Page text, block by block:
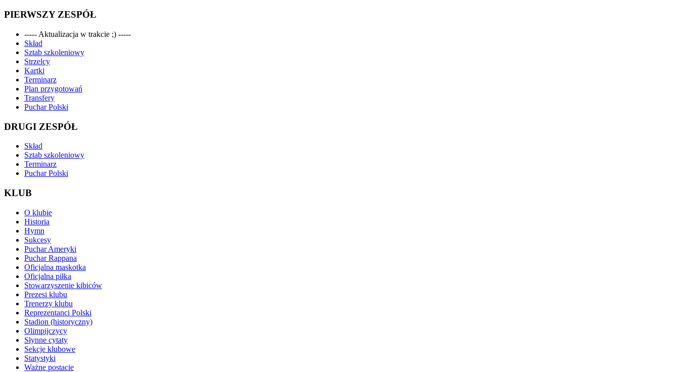
PIERWSZY ZESPÓŁ
----- Aktualizacja w trakcie ;) -----
Skład
Sztab szkoleniowy
Strzelcy
Kartki
Terminarz
Plan przygotowań
Transfery
Puchar Polski
DRUGI ZESPÓŁ
Skład
Sztab szkoleniowy
Terminarz
Puchar Polski
KLUB
O klubie
Historia
Hymn
Sukcesy
Puchar Ameryki
Puchar Rappana
Oficjalna maskotka
Oficjalna piłka
Stowarzyszenie kibiców
Prezesi klubu
Trenerzy klubu
Reprezentanci Polski
Stadion (historyczny)
Olimpijczycy
Słynne cytaty
Sekcje klubowe
Statystyki
Ważne postacie